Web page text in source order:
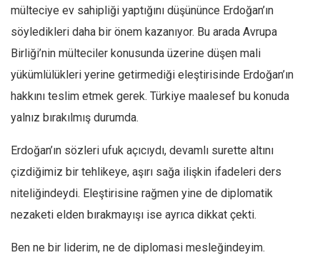
Manzara
Sağlık
Türkiye
Dünya
İslam Dünyası
mülteciye ev sahipliği yaptığını düşününce Erdoğan’ın
söyledikleri daha bir önem kazanıyor. Bu arada Avrupa
Birliği’nin mülteciler konusunda üzerine düşen mali
yükümlülükleri yerine getirmediği eleştirisinde Erdoğan’ın
hakkını teslim etmek gerek. Türkiye maalesef bu konuda
yalnız bırakılmış durumda.
Erdoğan’ın sözleri ufuk açıcıydı, devamlı surette altını
çizdiğimiz bir tehlikeye, aşırı sağa ilişkin ifadeleri ders
niteliğindeydi. Eleştirisine rağmen yine de diplomatik
nezaketi elden bırakmayışı ise ayrıca dikkat çekti.
Ben ne bir liderim, ne de diplomasi mesleğindeyim.